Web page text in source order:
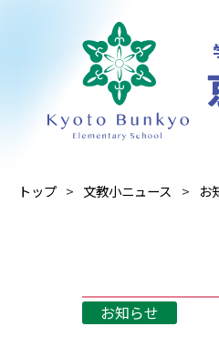
トップ 文教小ニュース お
お知らせ